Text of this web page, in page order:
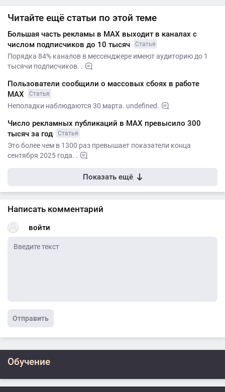
Читайте ещё статьи по этой теме
Большая часть рекламы в МАХ выходит в каналах с
числом подписчиков до 10 тысяч
Статья
Порядка 84% каналов в мессенджере имеют аудиторию до 1
тысячи подписчиков. .
Пользователи сообщили о массовых сбоях в работе
MАХ
Статья
Неполадки наблюдаются 30 марта. undefined.
Число рекламных публикаций в MАХ превысило 300
тысяч за год
Статья
Это более чем в 1300 раз превышает показатели конца
сентября 2025 года. .
Показать ещё
Написать комментарий
войти
Отправить
Обучение